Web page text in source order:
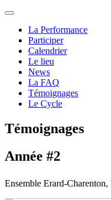
La Performance
Participer
Calendrier
Le lieu
News
La FAQ
Témoignages
Le Cycle
Témoignages
Année #2
Ensemble Erard-Charenton,